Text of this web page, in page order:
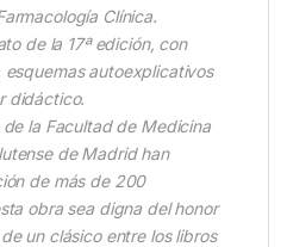
Clínica.
de la 17ª edición, con
esquemas autoexplicativos
didáctico.
la Facultad de Medicina
de Madrid han
de más de 200
obra sea digna del honor
un clásico entre los libros